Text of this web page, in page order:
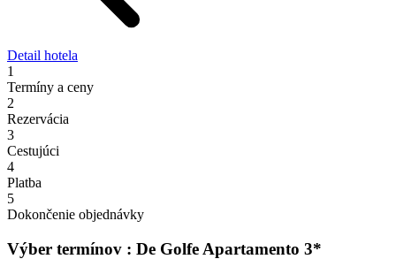
Detail hotela
1
Termíny a ceny
2
Rezervácia
3
Cestujúci
4
Platba
5
Dokončenie objednávky
Výber termínov : De Golfe Apartamento 3*